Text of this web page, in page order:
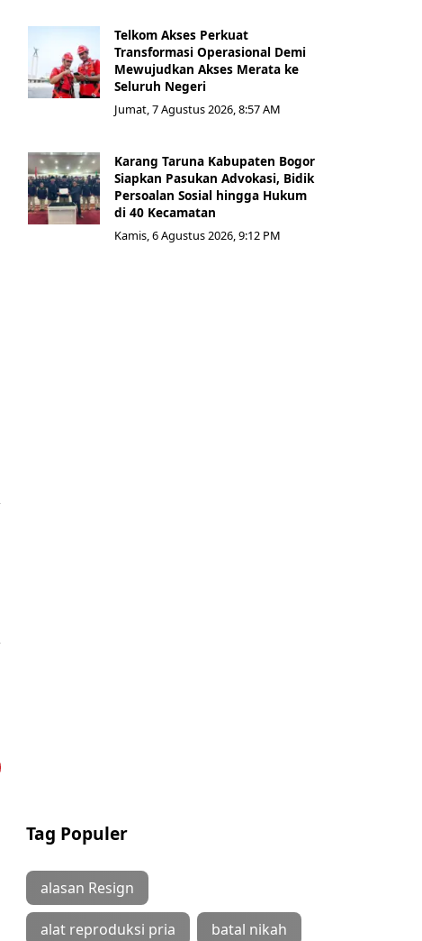
Telkom Akses Perkuat
Transformasi Operasional Demi
Mewujudkan Akses Merata ke
Seluruh Negeri
Jumat, 7 Agustus 2026, 8:57 AM
Karang Taruna Kabupaten Bogor
Siapkan Pasukan Advokasi, Bidik
Persoalan Sosial hingga Hukum
di 40 Kecamatan
Kamis, 6 Agustus 2026, 9:12 PM
Tag Populer
alasan Resign
alat reproduksi pria batal nikah